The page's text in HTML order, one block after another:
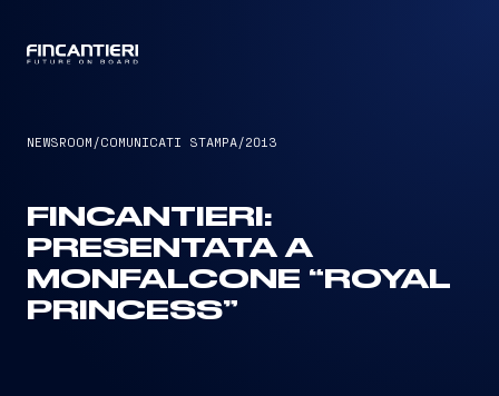
NEWSROOM /COMUNICATI STAMPA/2013
FINCANTIERI:
PRESENTATA A
MONFALCONE “ROYAL
PRINCESS”